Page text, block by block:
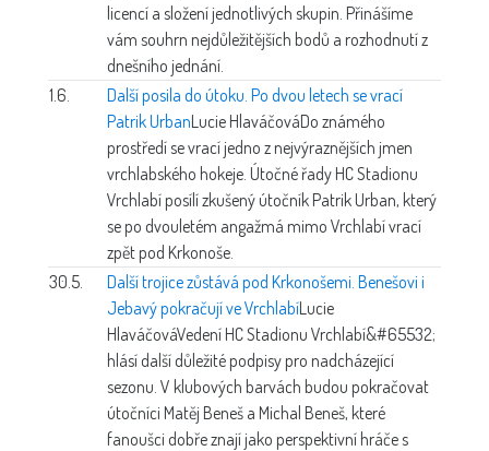
licencí a složení jednotlivých skupin. Přinášíme
vám souhrn nejdůležitějších bodů a rozhodnutí z
dnešního jednání.
1.6.
Další posila do útoku. Po dvou letech se vrací
Patrik UrbanLucie HlaváčováDo známého
prostředí se vrací jedno z nejvýraznějších jmen
vrchlabského hokeje. Útočné řady HC Stadionu
Vrchlabí posílí zkušený útočník Patrik Urban, který
se po dvouletém angažmá mimo Vrchlabí vrací
zpět pod Krkonoše.
30.5.
Další trojice zůstává pod Krkonošemi. Benešovi i
Jebavý pokračují ve VrchlabíLucie
HlaváčováVedení HC Stadionu Vrchlabí&#65532;
hlásí další důležité podpisy pro nadcházející
sezonu. V klubových barvách budou pokračovat
útočníci Matěj Beneš a Michal Beneš, které
fanoušci dobře znají jako perspektivní hráče s